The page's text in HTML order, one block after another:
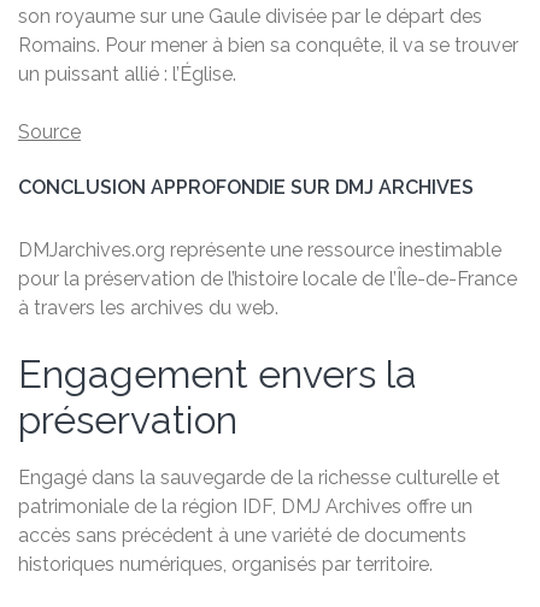
son royaume sur une Gaule divisée par le départ des
Romains. Pour mener à bien sa conquête, il va se trouver
un puissant allié : l’Église.
Source
CONCLUSION APPROFONDIE SUR DMJ ARCHIVES
DMJarchives.org représente une ressource inestimable
pour la préservation de l’histoire locale de l’Île-de-France
à travers les archives du web.
Engagement envers la
préservation
Engagé dans la sauvegarde de la richesse culturelle et
patrimoniale de la région IDF, DMJ Archives offre un
accès sans précédent à une variété de documents
historiques numériques, organisés par territoire.